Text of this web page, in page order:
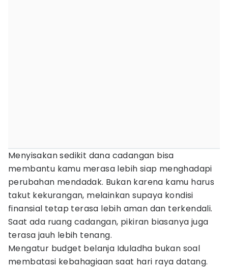
Menyisakan sedikit dana cadangan bisa
membantu kamu merasa lebih siap menghadapi
perubahan mendadak. Bukan karena kamu harus
takut kekurangan, melainkan supaya kondisi
finansial tetap terasa lebih aman dan terkendali.
Saat ada ruang cadangan, pikiran biasanya juga
terasa jauh lebih tenang.
Mengatur budget belanja Iduladha bukan soal
membatasi kebahagiaan saat hari raya datang.